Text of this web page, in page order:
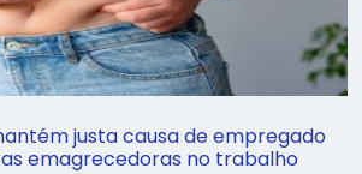
justa causa de empregado
emagrecedoras no trabalho